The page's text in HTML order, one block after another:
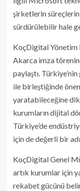
şirketlerin süreçlerini
sürdürülebilir hale
KoçDigital Yönetim
Akarca imza
paylaştı.
ile birleştiğinde
yaratabileceğine
kurumların dijital
Türkiye’de
için de değerli bir
KoçDigital Genel
artık kurumlar için
rekabet gücünü